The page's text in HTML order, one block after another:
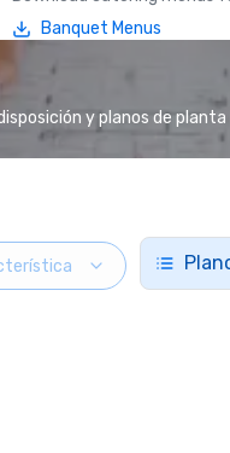
Banquet Menus
y planos de